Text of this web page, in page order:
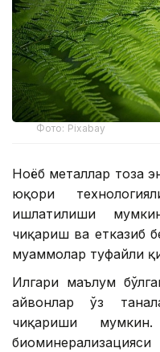
Фото: Рixabay
Ноёб металлар тоза
юқори
ишлатилиши
чиқариш ва етказиб
муаммолар туфайли
Илгари маълум
ҳайвонлар ўз
чиқариши